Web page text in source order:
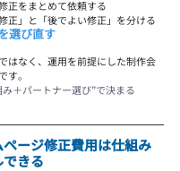
正をまとめて依頼する
正」と「後でよい修正」を分ける
選び直す
はなく、運用を前提にした制作会
す。
＋パートナー選び”で決まる
ージ修正費用は仕組み
きる